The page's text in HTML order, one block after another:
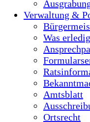
Verwaltung &
Was
Amtsblatt
Ortsrecht